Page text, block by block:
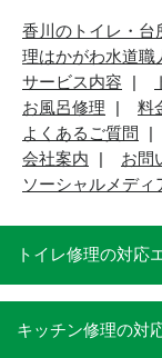
香川のトイレ・台
理はかがわ水道職
サービス内容
お風呂修理
料
よくあるご質問
会社案内
お問
ソーシャルメディ
トイレ修理の対応
キッチン修理の対